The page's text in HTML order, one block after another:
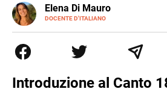
Elena Di Mauro
DOCENTE D'ITALIANO
E-
MAIL
Australia e Asia, maturando
desiderio di insegnare. Oggi
cambiamento.
Introduzione al Canto